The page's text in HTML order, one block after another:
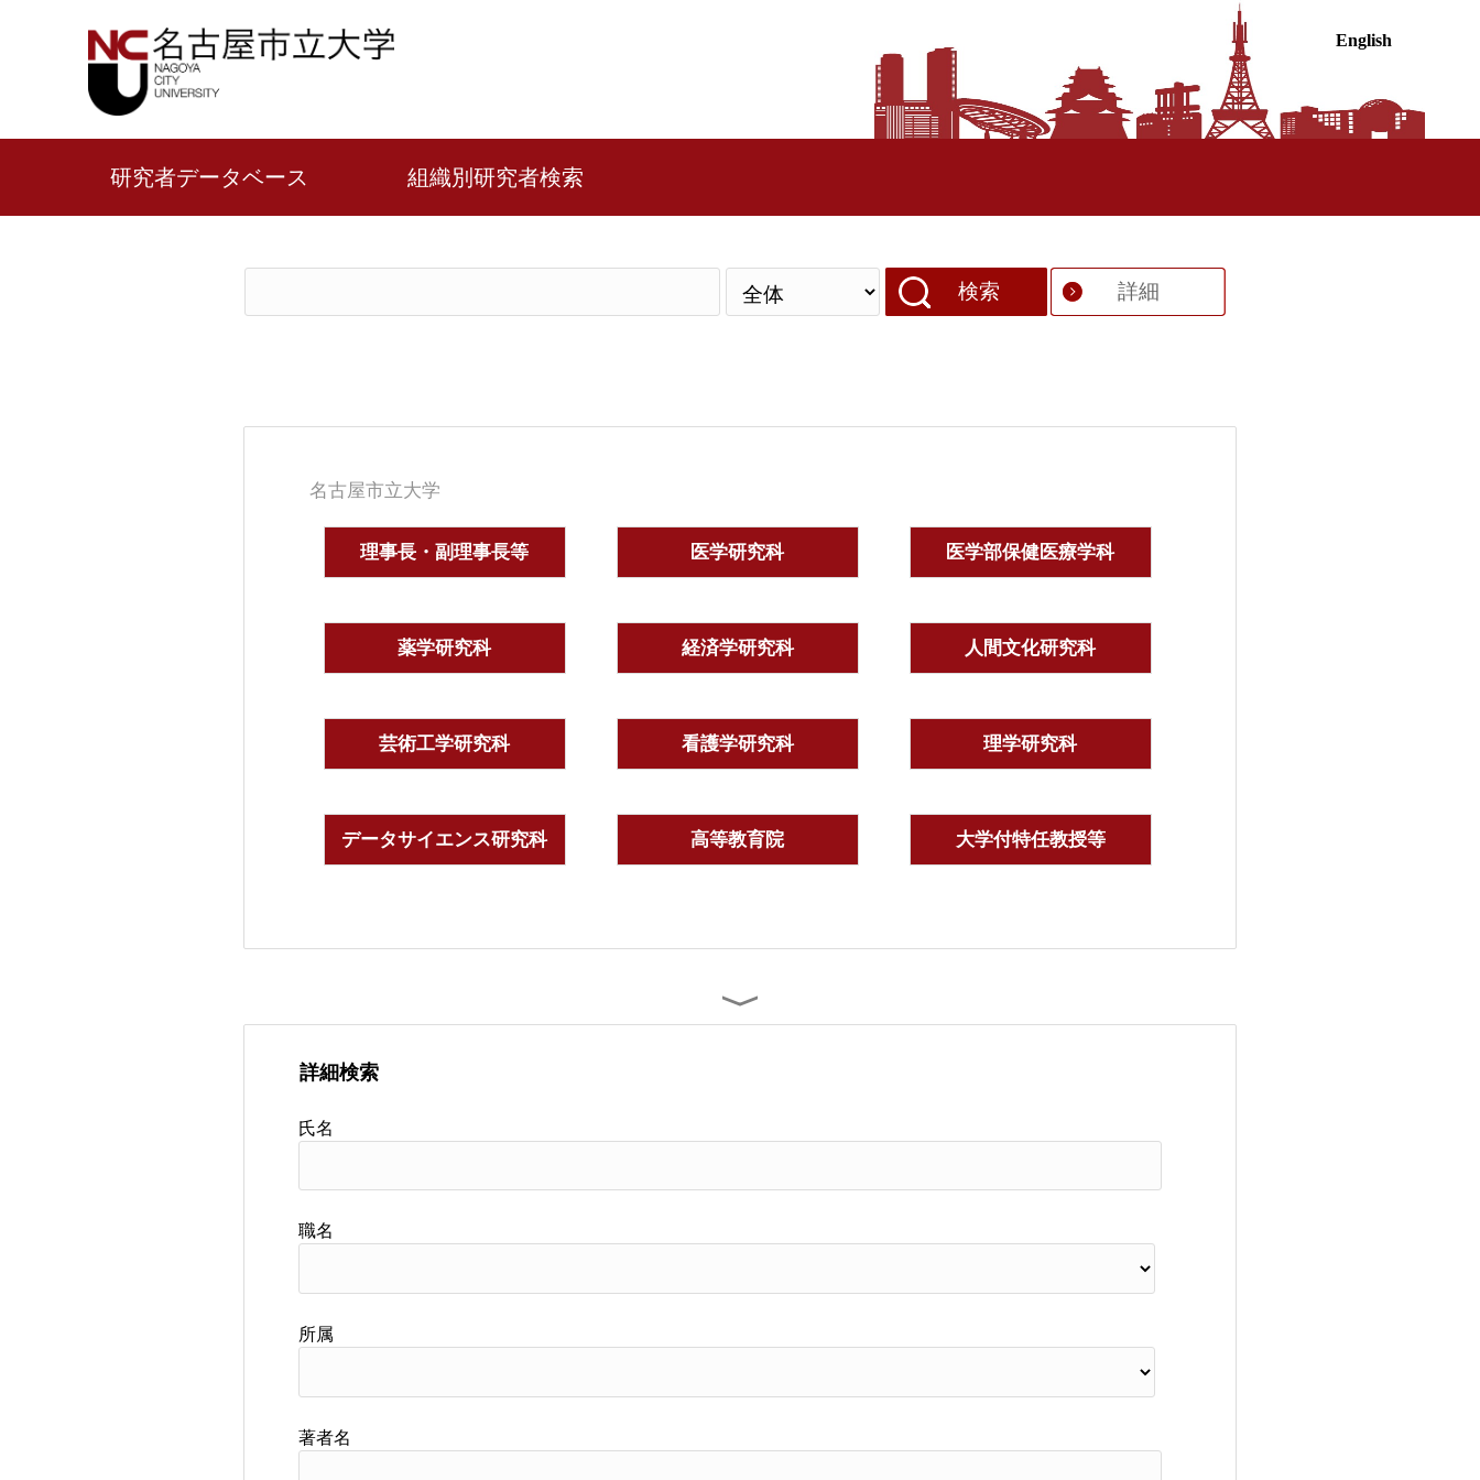
English
研究者データベース 組織別研究者検索
検索 詳細
名古屋市立大学
理事長・副理事長等 医学研究科 医学部保健医療学科
薬学研究科 経済学研究科 人間文化研究科
芸術工学研究科 看護学研究科 理学研究科
データサイエンス研究科 高等教育院 大学付特任教授等
詳細検索
氏名
職名
所属
著者名